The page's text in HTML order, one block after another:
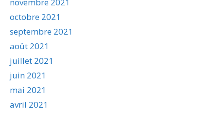
octobre 2021
septembre 2021
août 2021
juillet 2021
juin 2021
mai 2021
avril 2021